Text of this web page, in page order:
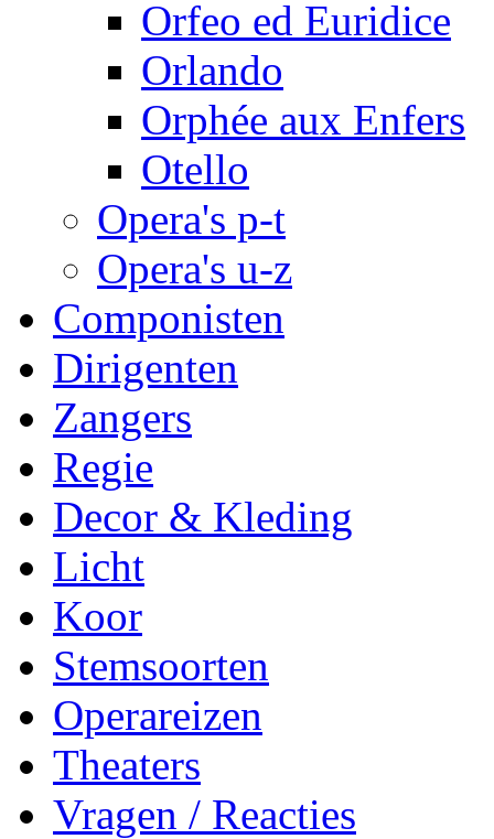
Orfeo ed Euridice
Orlando
Orphée aux Enfers
Otello
Opera's p-t
Opera's u-z
Componisten
Dirigenten
Zangers
Regie
Decor & Kleding
Licht
Koor
Stemsoorten
Operareizen
Theaters
Vragen / Reacties